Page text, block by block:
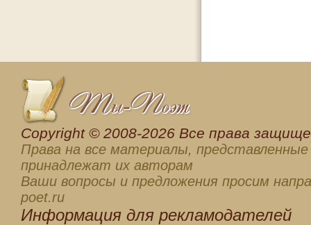
Сopyright © 2008-2026 Все права
Права на все материалы, представленные
принадлежат их авторам
Ваши вопросы и предложения просим
poet.ru
Информация для рекламодателей